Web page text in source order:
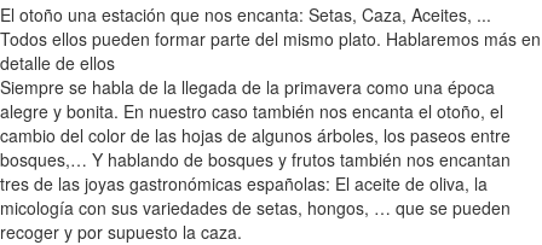
El otoño una estación que nos encanta: Setas, Caza, Aceites, ...
Todos ellos pueden formar parte del mismo plato. Hablaremos más en
detalle de ellos
Siempre se habla de la llegada de la primavera como una época
alegre y bonita. En nuestro caso también nos encanta el otoño, el
cambio del color de las hojas de algunos árboles, los paseos entre
bosques,… Y hablando de bosques y frutos también nos encantan
tres de las joyas gastronómicas españolas: El aceite de oliva, la
micología con sus variedades de setas, hongos, … que se pueden
recoger y por supuesto la caza.